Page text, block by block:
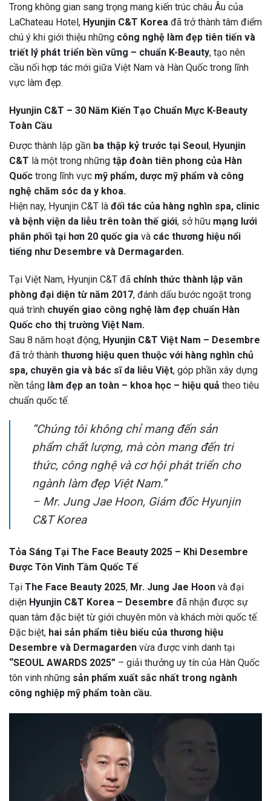
Trong không gian sang trọng mang kiến trúc châu Âu của
LaChateau Hotel, Hyunjin C&T Korea đã trở thành tâm điểm
chú ý khi giới thiệu những công nghệ làm đẹp tiên tiến và
triết lý phát triển bền vững – chuẩn K-Beauty, tạo nên
cầu nối hợp tác mới giữa Việt Nam và Hàn Quốc trong lĩnh
vực làm đẹp.
Hyunjin C&T – 30 Năm Kiến Tạo Chuẩn Mực K-Beauty
Toàn Cầu
Được thành lập gần ba thập kỷ trước tại Seoul, Hyunjin
C&T là một trong những tập đoàn tiên phong của Hàn
Quốc trong lĩnh vực mỹ phẩm, dược mỹ phẩm và công
nghệ chăm sóc da y khoa.
Hiện nay, Hyunjin C&T là đối tác của hàng nghìn spa, clinic
và bệnh viện da liễu trên toàn thế giới, sở hữu mạng lưới
phân phối tại hơn 20 quốc gia và các thương hiệu nổi
tiếng như Desembre và Dermagarden.
Tại Việt Nam, Hyunjin C&T đã chính thức thành lập văn
phòng đại diện từ năm 2017, đánh dấu bước ngoặt trong
quá trình chuyển giao công nghệ làm đẹp chuẩn Hàn
Quốc cho thị trường Việt Nam.
Sau 8 năm hoạt động, Hyunjin C&T Việt Nam – Desembre
đã trở thành thương hiệu quen thuộc với hàng nghìn chủ
spa, chuyên gia và bác sĩ da liễu Việt, góp phần xây dựng
nền tảng làm đẹp an toàn – khoa học – hiệu quả theo tiêu
chuẩn quốc tế.
“Chúng tôi không chỉ mang đến sản
phẩm chất lượng, mà còn mang đến tri
thức, công nghệ và cơ hội phát triển cho
ngành làm đẹp Việt Nam.”
– Mr. Jung Jae Hoon, Giám đốc Hyunjin
C&T Korea
Tỏa Sáng Tại The Face Beauty 2025 – Khi Desembre
Được Tôn Vinh Tầm Quốc Tế
Tại The Face Beauty 2025, Mr. Jung Jae Hoon và đại
diện Hyunjin C&T Korea – Desembre đã nhận được sự
quan tâm đặc biệt từ giới chuyên môn và khách mời quốc tế.
Đặc biệt, hai sản phẩm tiêu biểu của thương hiệu
Desembre và Dermagarden vừa được vinh danh tại
“SEOUL AWARDS 2025” – giải thưởng uy tín của Hàn Quốc
tôn vinh những sản phẩm xuất sắc nhất trong ngành
công nghiệp mỹ phẩm toàn cầu.